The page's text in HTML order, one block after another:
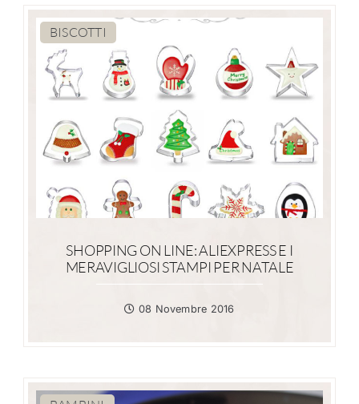
BISCOTTI
SHOPPING ON LINE: ALIEXPRESS E I
MERAVIGLIOSI STAMPI PER NATALE
08 Novembre 2016